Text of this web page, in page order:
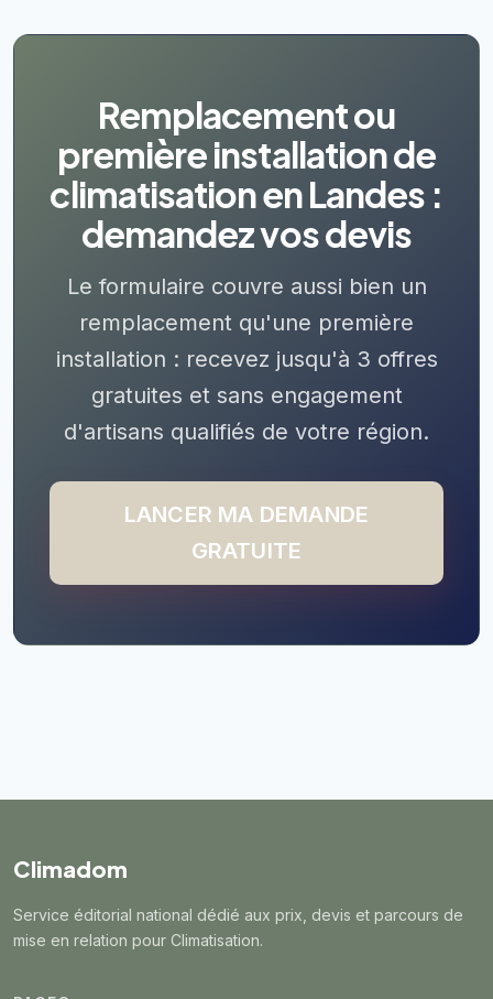
Remplacement ou
première installation de
climatisation en Landes :
demandez vos devis
Le formulaire couvre aussi bien un
remplacement qu'une première
installation : recevez jusqu'à 3 offres
gratuites et sans engagement
d'artisans qualifiés de votre région.
LANCER MA DEMANDE
GRATUITE
Climadom
Service éditorial national dédié aux prix, devis et parcours de
mise en relation pour Climatisation.